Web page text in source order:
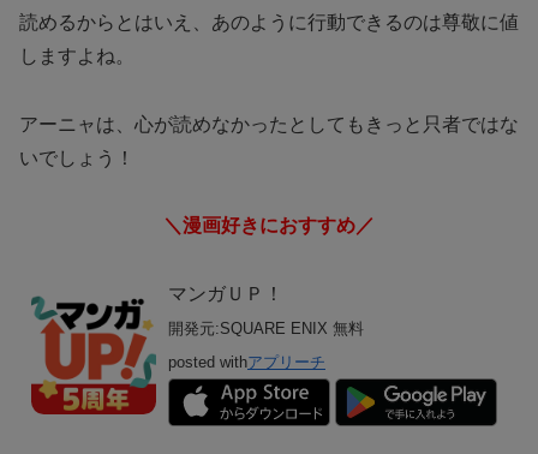
読めるからとはいえ、あのように行動できるのは尊敬に値
しますよね。
アーニャは、心が読めなかったとしてもきっと只者ではな
いでしょう！
＼漫画好きにおすすめ／
マンガＵＰ！
開発元:SQUARE ENIX 無料
posted withアプリーチ